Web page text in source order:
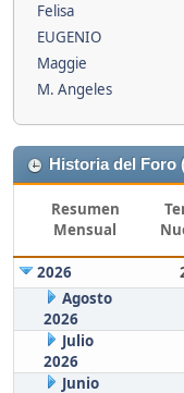
Felisa
EUGENIO
Maggie
M. Angeles
Historia del Foro
Resumen
Mensual
2026
Agosto
2026
Julio
2026
Junio